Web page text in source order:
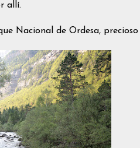
allí.
Nacional de Ordesa,